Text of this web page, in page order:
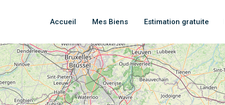
Accueil Mes Biens Estimation gratuite